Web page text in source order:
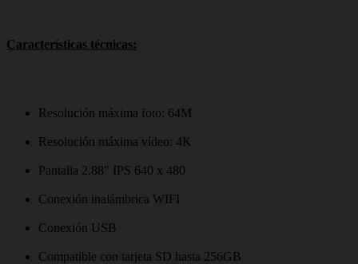
Características técnicas:
Resolución máxima foto: 64M
Resolución máxima vídeo: 4K
Pantalla 2.88" IPS 640 x 480
Conexión inalámbrica WIFI
Conexión USB
Compatible con tarjeta SD hasta 256GB